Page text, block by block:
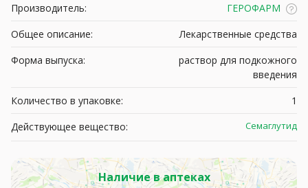
Производитель:
ГЕРОФАРМ
Общее описание:
Лекарственные средства
Форма выпуска:
раствор для подкожного
введения
Количество в упаковке:
1
Действующее вещество:
Семаглутид
Наличие в аптеках